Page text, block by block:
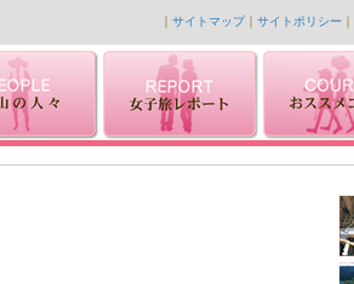
｜ サイトマップ｜ サイトポリシー ｜